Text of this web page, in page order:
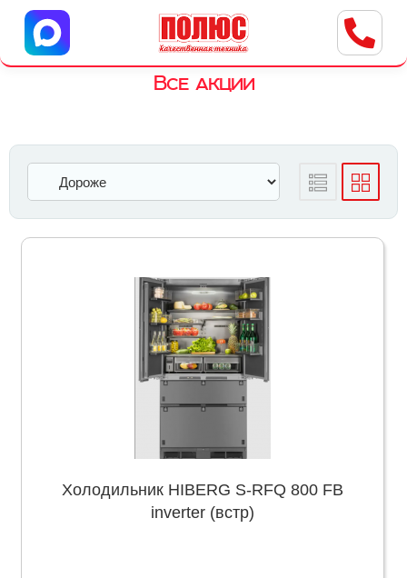
Центр бытовой техники
г. Ульяновск, ул. Пушкарева, 8a
Все акции
Холодильник HIBERG S-RFQ 800 FB
inverter (встр)